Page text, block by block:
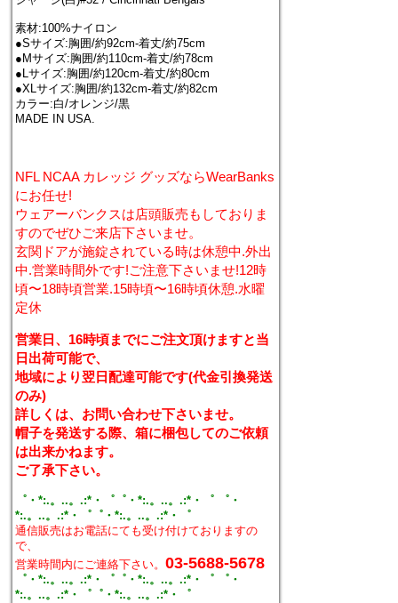
素材:100%ナイロン
●Sサイズ:胸囲/約92cm-着丈/約75cm
●Mサイズ:胸囲/約110cm-着丈/約78cm
●Lサイズ:胸囲/約120cm-着丈/約80cm
●XLサイズ:胸囲/約132cm-着丈/約82cm
カラー:白/オレンジ/黒
MADE IN USA.
NFL NCAA カレッジ グッズならWearBanks
にお任せ!
ウェアーバンクスは店頭販売もしておりま
すのでぜひご来店下さいませ。
玄関ドアが施錠されている時は休憩中.外出
中.営業時間外です!ご注意下さいませ!12時
頃〜18時頃営業.15時頃〜16時頃休憩.水曜
定休
営業日、16時頃までにご注文頂けますと当
日出荷可能で、
地域により翌日配達可能です(代金引換発送
のみ)
詳しくは、お問い合わせ下さいませ。
帽子を発送する際、箱に梱包してのご依頼
は出来かねます。
ご了承下さい。
゜・*:.。..。.:*・゜゜・*:.。..。.:*・゜ ゜・
*:.。..。.:*・゜゜・*:.。..。.:*・゜
通信販売はお電話にても受け付けておりますの
で、
営業時間内にご連絡下さい。03-5688-5678
゜・*:.。..。.:*・゜゜・*:.。..。.:*・゜ ゜・
*:.。..。.:*・゜゜・*:.。..。.:*・゜